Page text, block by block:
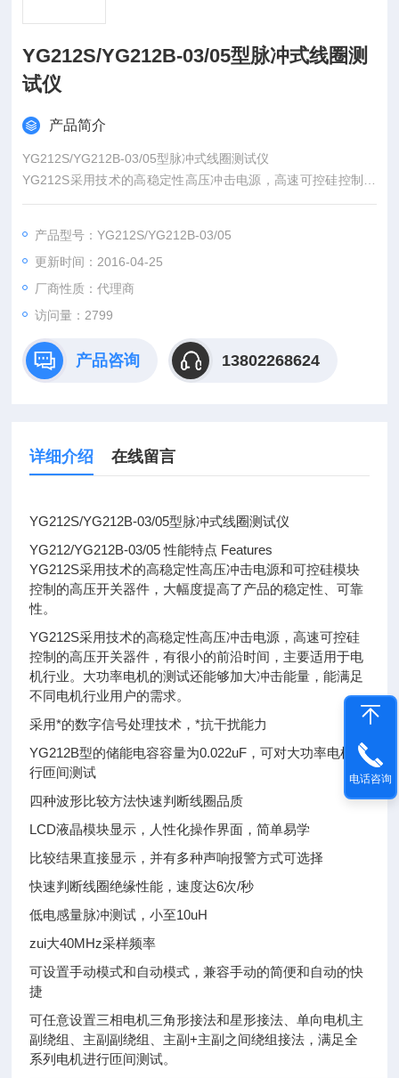
YG212S/YG212B-03/05型脉冲式线圈测
试仪
产品简介
YG212S/YG212B-03/05型脉冲式线圈测试仪
YG212S采用技术的高稳定性高压冲击电源，高速可控硅控制的
高压开关器件，有很小的前沿时间，主要适用于电机行业。大功
需求。
产品型号：YG212S/YG212B-03/05
更新时间：2016-04-25
厂商性质：代理商
访问量：2799
产品咨询 13802268624
详细介绍 在线留言
YG212S/YG212B-03/05型脉冲式线圈测试仪
YG212/YG212B-03/05 性能特点 Features
YG212S采用技术的高稳定性高压冲击电源和可控硅模块
控制的高压开关器件，大幅度提高了产品的稳定性、可靠
性。
YG212S采用技术的高稳定性高压冲击电源，高速可控硅
控制的高压开关器件，有很小的前沿时间，主要适用于电
机行业。大功率电机的测试还能够加大冲击能量，能满足
不同电机行业用户的需求。
采用*的数字信号处理技术，*抗干扰能力
YG212B型的储能电容容量为0.022uF，可对大功率电机进
行匝间测试
四种波形比较方法快速判断线圈品质
LCD液晶模块显示，人性化操作界面，简单易学
比较结果直接显示，并有多种声响报警方式可选择
快速判断线圈绝缘性能，速度达6次/秒
低电感量脉冲测试，小至10uH
zui大40MHz采样频率
可设置手动模式和自动模式，兼容手动的简便和自动的快
捷
可任意设置三相电机三角形接法和星形接法、单向电机主
副绕组、主副副绕组、主副+主副之间绕组接法，满足全
系列电机进行匝间测试。
电话咨询